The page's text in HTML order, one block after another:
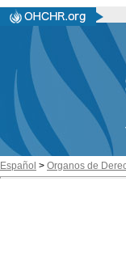
Español > Organos de